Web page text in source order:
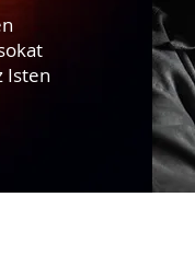
Isten